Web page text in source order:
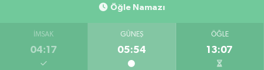
Öğle Namazı
İMSAK
04:17
GÜNEŞ
05:54
ÖĞLE
13:07